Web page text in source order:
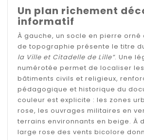
Un plan richement
informatif
À gauche, un socle en pierre orné
de topographie présente le titre
la Ville et Citadelle de Lille”. Une
numérotée permet de localiser
bâtiments civils et religieux,
pédagogique et historique du
couleur est explicite : les zones
rose, les ouvrages militaires en
terrains environnants en beige. À
large rose des vents bicolore